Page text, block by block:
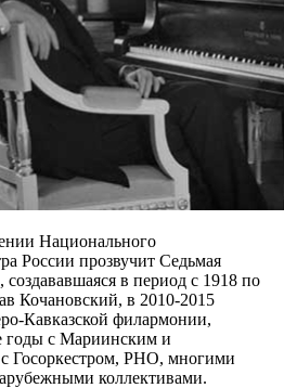
Национального
России прозвучит Седьмая
в период с 1918 по
Кочановский, в 2010-2015
Кавказской филармонии,
годы с Мариинским и
Госоркестром, РНО, многими
коллективами.